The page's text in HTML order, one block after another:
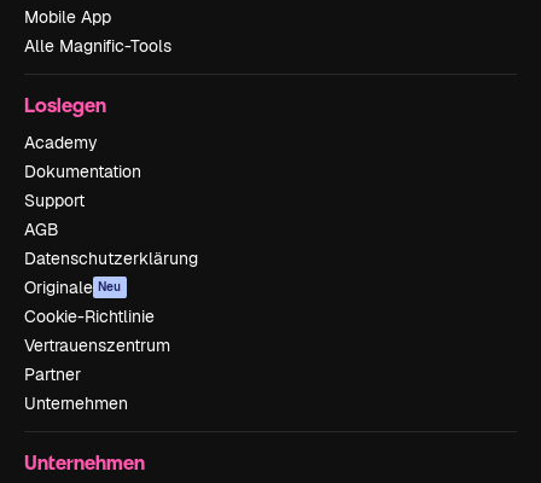
Mobile App
Alle Magnific-Tools
Loslegen
Academy
Dokumentation
Support
AGB
Datenschutzerklärung
Originale Neu
Cookie-Richtlinie
Vertrauenszentrum
Partner
Unternehmen
Unternehmen